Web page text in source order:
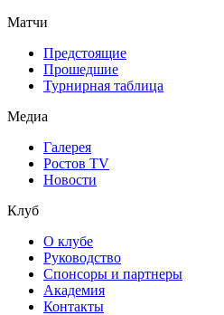
Матчи
Предстоящие
Прошедшие
Турнирная таблица
Медиа
Галерея
Ростов TV
Новости
Клуб
О клубе
Руководство
Спонсоры и партнеры
Академия
Контакты